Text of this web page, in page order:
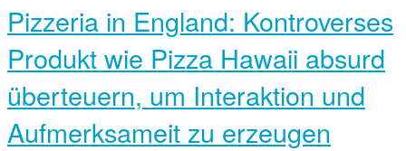
Pizzeria in England: Kontroverses
Produkt wie Pizza Hawaii absurd
überteuern, um Interaktion und
Aufmerksameit zu erzeugen